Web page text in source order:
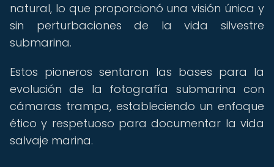
natural, lo que proporcionó una visión única y
sin perturbaciones de la vida silvestre
submarina.
Estos pioneros sentaron las bases para la
evolución de la fotografía submarina con
cámaras trampa, estableciendo un enfoque
ético y respetuoso para documentar la vida
salvaje marina.